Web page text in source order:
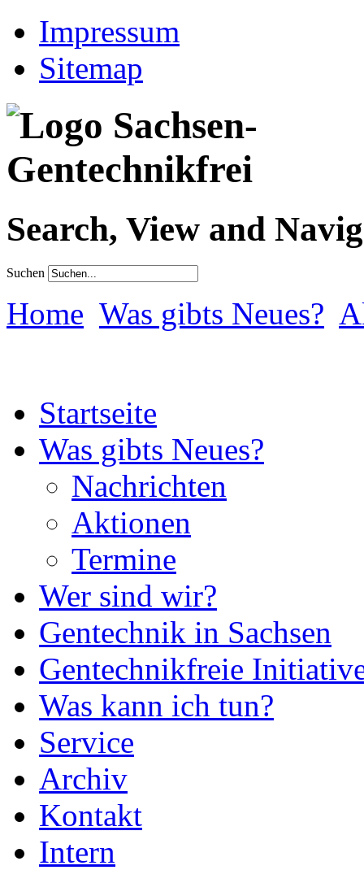
Impressum
Sitemap
Search, View and
Suchen
Home Was gibts Neues?
Startseite
Was gibts Neues?
Nachrichten
Aktionen
Termine
Wer sind wir?
Gentechnik in Sachsen
Gentechnikfreie
Was kann ich tun?
Service
Archiv
Kontakt
Intern